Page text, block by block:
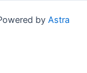
by Astra